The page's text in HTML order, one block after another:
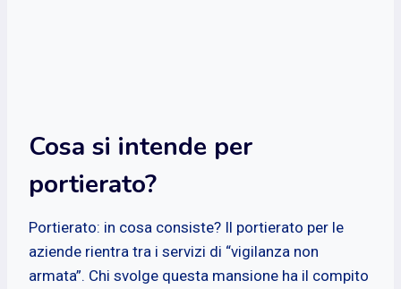
Cosa si intende per
portierato?
Portierato: in cosa consiste? Il portierato per le
aziende rientra tra i servizi di “vigilanza non
armata”. Chi svolge questa mansione ha il compito